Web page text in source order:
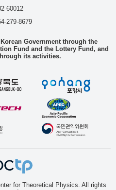
60012
279-8679
Government through the
Fund and the Lottery Fund, and
its activities.
for Theoretical Physics. All rights